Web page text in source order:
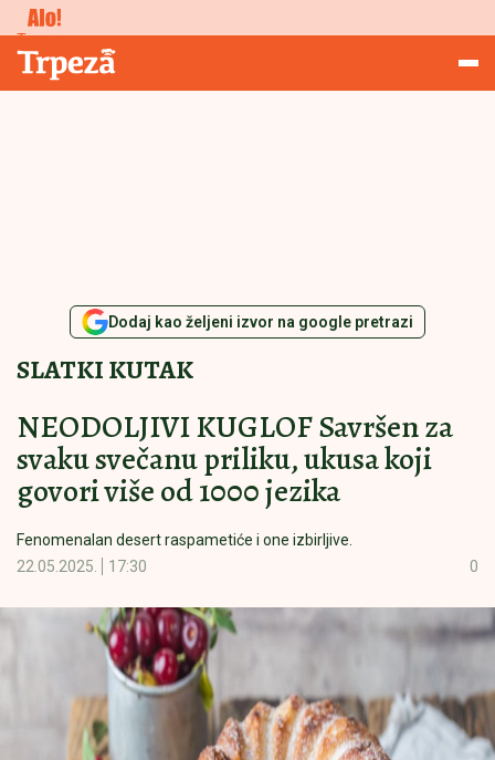
Konkursi
Trpeza
Dodaj kao željeni izvor na google pretrazi
SLATKI KUTAK
NEODOLJIVI KUGLOF Savršen za
svaku svečanu priliku, ukusa koji
govori više od 1000 jezika
Fenomenalan desert raspametiće i one izbirljive.
22.05.2025.
17:30 0